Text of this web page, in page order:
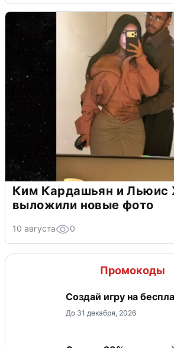
Ким Кардашьян и Льюис
выложили новые фото
10 августа 0
Промокоды
Создай игру на
До 31 декабря, 2026